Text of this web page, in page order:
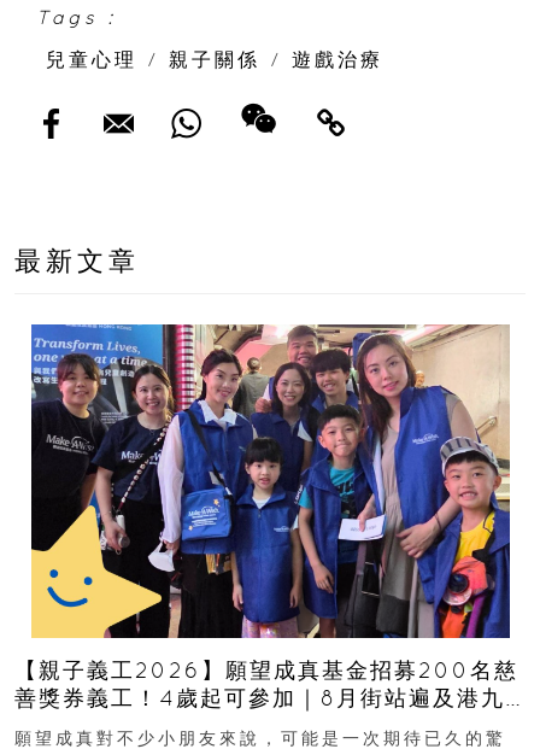
Tags :
兒童心理
/ 親子關係 / 遊戲治療
最新文章
【親子義工2026】願望成真基金招募200名慈
善獎券義工！4歲起可參加｜8月街站遍及港九
新界
願望成真對不少小朋友來說，可能是一次期待已久的驚